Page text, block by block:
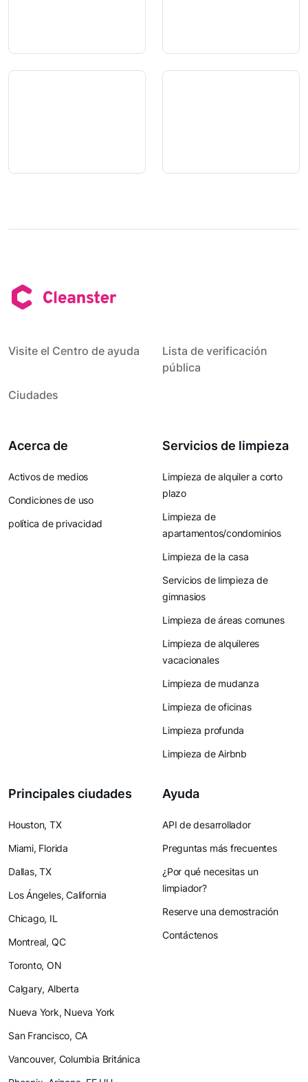
Visite el Centro de ayuda
Lista de verificación
pública
Ciudades
Acerca de
Activos de medios
Condiciones de uso
política de privacidad
Servicios de limpieza
Limpieza de alquiler a corto
plazo
Limpieza de
apartamentos/condominios
Limpieza de la casa
Servicios de limpieza de
gimnasios
Limpieza de áreas comunes
Limpieza de alquileres
vacacionales
Limpieza de mudanza
Limpieza de oficinas
Limpieza profunda
Limpieza de Airbnb
Principales ciudades
Houston, TX
Miami, Florida
Dallas, TX
Los Ángeles, California
Chicago, IL
Montreal, QC
Toronto, ON
Calgary, Alberta
Nueva York, Nueva York
San Francisco, CA
Vancouver, Columbia Británica
Ayuda
API de desarrollador
Preguntas más frecuentes
¿Por qué necesitas un
limpiador?
Reserve una demostración
Contáctenos